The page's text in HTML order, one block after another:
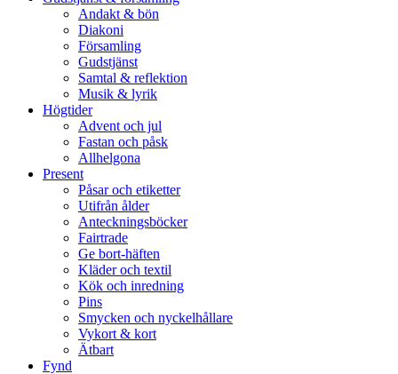
Andakt & bön
Diakoni
Församling
Gudstjänst
Samtal & reflektion
Musik & lyrik
Högtider
Advent och jul
Fastan och påsk
Allhelgona
Present
Påsar och etiketter
Utifrån ålder
Anteckningsböcker
Fairtrade
Ge bort-häften
Kläder och textil
Kök och inredning
Pins
Smycken och nyckelhållare
Vykort & kort
Ätbart
Fynd